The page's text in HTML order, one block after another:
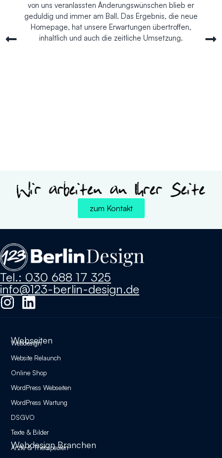
von uns veranlassten Änderungswünschen blieb er
geduldig und immer am Ball. Das Ergebnis, die neue
Homepage, hat unsere Erwartungen übertroffen,
inhaltlich und auch die zeitliche Umsetzung.
zum Kontakt
Tel.: 030 688 17 325
info@123-berlin-design.de
Webseiten
Webdesign
Website Relaunch
Online Shop
WordPress Webseiten
WordPress Wartung
DSGVO
Texte & Bilder
Webdesign Branchen
Ärzte & Therapeuten